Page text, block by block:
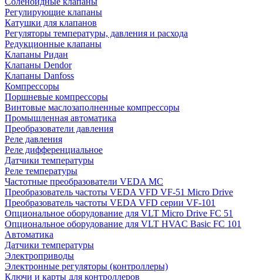
Регулирующие клапаны
Катушки для клапанов
Регуляторы температуры, давления и расхода
Редукционные клапаны
Клапаны Ридан
Клапаны Dendor
Клапаны Danfoss
Компрессоры
Поршневые компрессоры
Винтовые маслозаполненные компрессоры
Промышленная автоматика
Преобразователи давления
Реле давления
Реле дифференциальное
Датчики температуры
Реле температуры
Частотные преобразователи VEDA MC
Преобразователь частоты VEDA VFD VF-51 Micro Drive
Преобразователь частоты VEDA VFD серии VF-101
Опциональное оборудование для VLT Micro Drive FC 51
Опциональное оборудование для VLT HVAC Basic FC 101
Автоматика
Датчики температуры
Электроприводы
Электронные регуляторы (контроллеры)
Ключи и карты для контроллеров